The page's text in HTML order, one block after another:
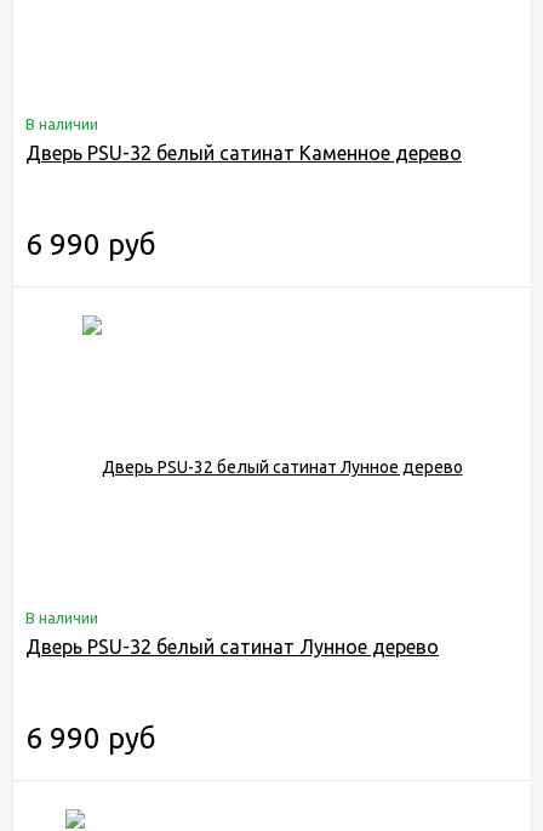
В наличии
Дверь PSU-32 белый сатинат Каменное дерево
6 990 руб
В наличии
Дверь PSU-32 белый сатинат Лунное дерево
6 990 руб